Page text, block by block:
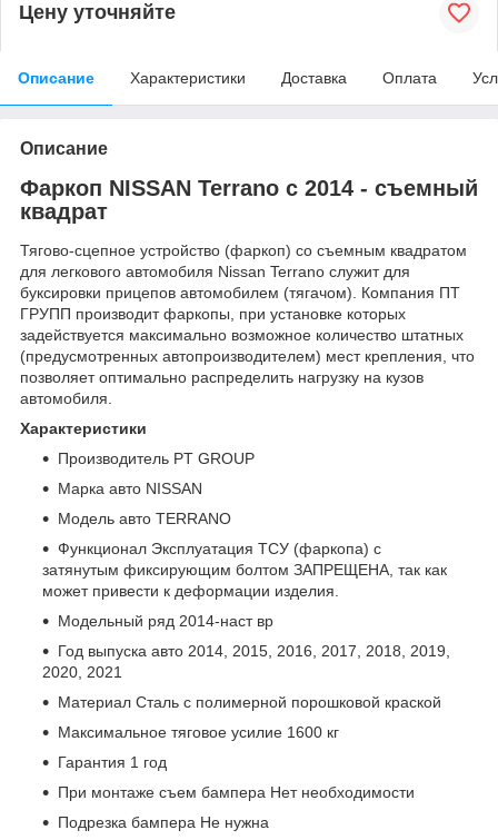
Цену уточняйте
Описание Характеристики Доставка Оплата
Описание
Фаркоп NISSAN Terrano c 2014 - съемный
квадрат
Тягово-сцепное устройство (фаркоп) со съемным квадратом
для легкового автомобиля Nissan Terrano служит для
буксировки прицепов автомобилем (тягачом). Компания ПТ
ГРУПП производит фаркопы, при установке которых
задействуется максимально возможное количество штатных
(предусмотренных автопроизводителем) мест крепления, что
позволяет оптимально распределить нагрузку на кузов
автомобиля.
Характеристики
Производитель PT GROUP
Марка авто NISSAN
Модель авто TERRANO
Функционал Эксплуатация ТСУ (фаркопа) с
затянутым фиксирующим болтом ЗАПРЕЩЕНА, так как
может привести к деформации изделия.
Модельный ряд 2014-наст вр
Год выпуска авто 2014, 2015, 2016, 2017, 2018, 2019,
2020, 2021
Материал Сталь с полимерной порошковой краской
Максимальное тяговое усилие 1600 кг
Гарантия 1 год
При монтаже съем бампера Нет необходимости
Подрезка бампера Не нужна